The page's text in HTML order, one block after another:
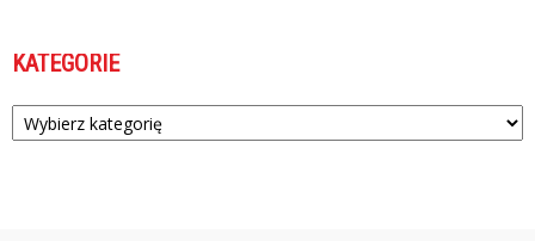
KATEGORIE
Kategorie